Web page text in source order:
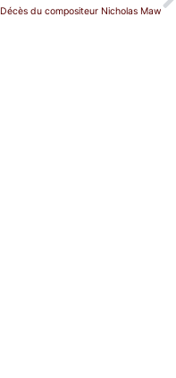
Décès du compositeur Nicholas Maw